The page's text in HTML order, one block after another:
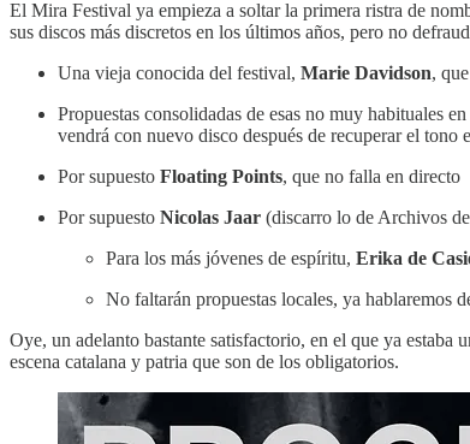
El Mira Festival ya empieza a soltar la primera ristra de
sus discos más discretos en los últimos años, pero no
Una vieja conocida del festival, Marie Davidson,
Propuestas consolidadas de esas no muy habituales
vendrá con nuevo disco después de recuperar el
Por supuesto Floating Points, que no falla en directo
Por supuesto Nicolas Jaar (discarro lo de Archivos
Para los más jóvenes de espíritu, Erika de
No faltarán propuestas locales, ya hablaremos
Oye, un adelanto bastante satisfactorio, en el que ya estaba
escena catalana y patria que son de los obligatorios.